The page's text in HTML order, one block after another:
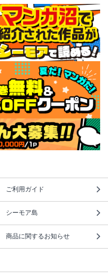
ご利用ガイド
シーモア島
商品に関するお知らせ